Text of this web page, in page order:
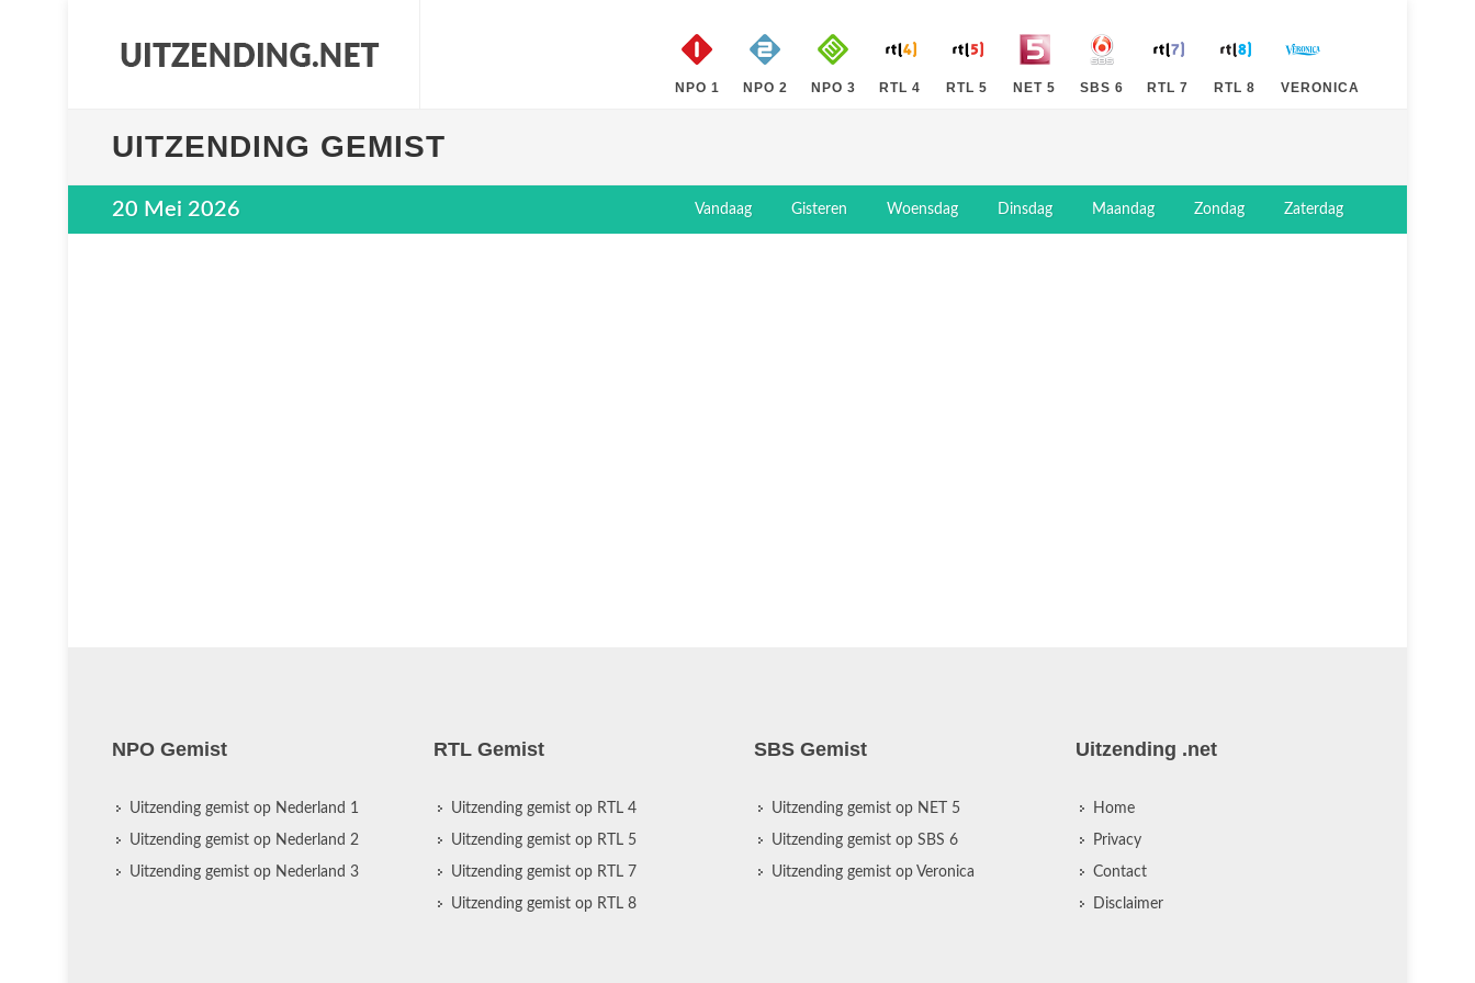
NPO 1 NPO 2 NPO 3 RTL 4 RTL 5 NET 5 SBS 6 RTL 7 RTL 8 VERONICA
UITZENDING GEMIST
20 Mei 2026 Vandaag Gisteren Woensdag Dinsdag Maandag Zondag Zaterdag
NPO Gemist
Uitzending gemist op Nederland 1
Uitzending gemist op Nederland 2
Uitzending gemist op Nederland 3
RTL Gemist
Uitzending gemist op RTL 4
Uitzending gemist op RTL 5
Uitzending gemist op RTL 7
Uitzending gemist op RTL 8
SBS Gemist
Uitzending gemist op NET 5
Uitzending gemist op SBS 6
Uitzending gemist op Veronica
Uitzending .net
Home
Privacy
Contact
Disclaimer